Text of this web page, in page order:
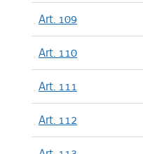
Art. 109
Art. 110
Art. 111
Art. 112